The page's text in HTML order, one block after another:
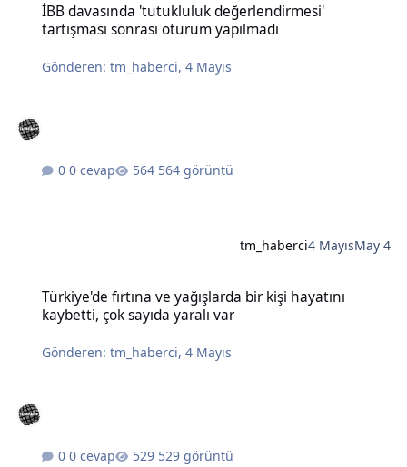
İBB davasında 'tutukluluk değerlendirmesi'
tartışması sonrası oturum yapılmadı
Gönderen:tm_haberci,4 Mayıs
0 cevap 564 görüntü
tm_haberci4 MayısMay 4
Türkiye'de fırtına ve yağışlarda bir kişi hayatını
kaybetti, çok sayıda yaralı var
Gönderen:tm_haberci,4 Mayıs
0 cevap 529 görüntü